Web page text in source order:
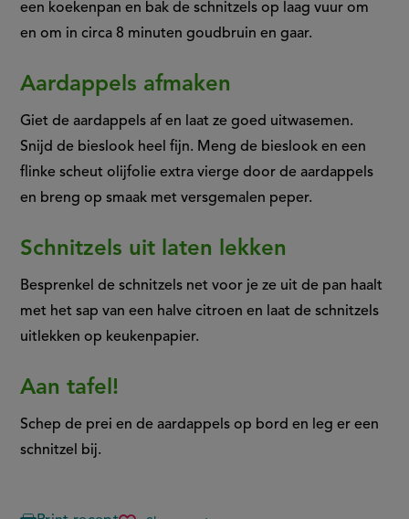
een koekenpan en bak de schnitzels op laag vuur om
en om in circa 8 minuten goudbruin en gaar.
Aardappels afmaken
Giet de aardappels af en laat ze goed uitwasemen.
Snijd de bieslook heel fijn. Meng de bieslook en een
flinke scheut olijfolie extra vierge door de aardappels
en breng op smaak met versgemalen peper.
Schnitzels uit laten lekken
Besprenkel de schnitzels net voor je ze uit de pan haalt
met het sap van een halve citroen en laat de schnitzels
uitlekken op keukenpapier.
Aan tafel!
Schep de prei en de aardappels op bord en leg er een
schnitzel bij.